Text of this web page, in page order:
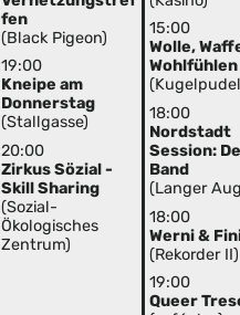
fen
(Black Pigeon)
19:00
Kneipe am
Donnerstag
(Stallgasse)
20:00
Zirkus Sözial -
Skill Sharing
(Sozial-
Ökologisches
Zentrum)
15:00
Wolle,
Wohlfühlen
18:00
Nordstadt
Session:
Band
(Langer
18:00
Werni &
(Rekorder II)
19:00
Queer